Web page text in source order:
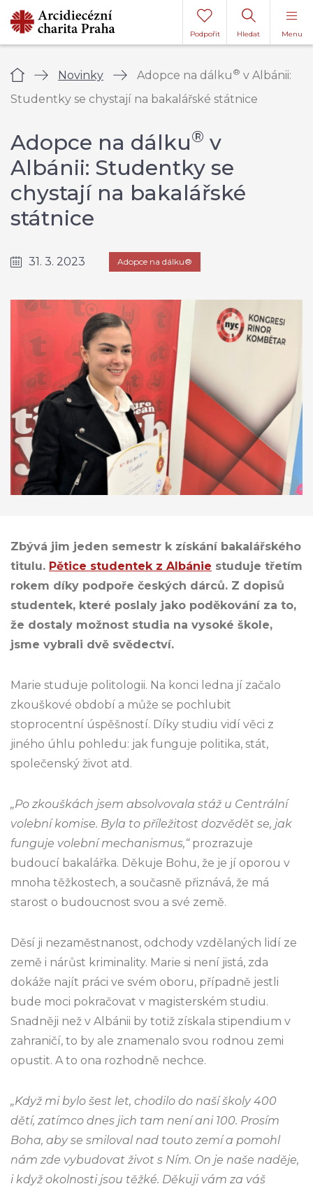
Menu
Hledat
Podpořit
Úvod Novinky Adopce na dálku ® v Albánii:
Studentky se chystají na bakalářské státnice
Adopce na dálku® v
Albánii: Studentky se
chystají na bakalářské
státnice
31. 3. 2023 Adopce na dálku®
Zbývá jim jeden semestr k získání bakalářského
titulu. Pětice studentek z Albánie studuje třetím
rokem díky podpoře českých dárců. Z dopisů
studentek, které poslaly jako poděkování za to,
že dostaly možnost studia na vysoké škole,
jsme vybrali dvě svědectví.
Marie studuje politologii. Na konci ledna jí začalo
zkouškové období a může se pochlubit
stoprocentní úspěšností. Díky studiu vidí věci z
jiného úhlu pohledu: jak funguje politika, stát,
společenský život atd.
„Po zkouškách jsem absolvovala stáž u Centrální
volební komise. Byla to příležitost dozvědět se, jak
funguje volební mechanismus,“prozrazuje
budoucí bakalářka. Děkuje Bohu, že je jí oporou v
mnoha těžkostech, a současně přiznává, že má
starost o budoucnost svou a své země.
Děsí ji nezaměstnanost, odchody vzdělaných lidí ze
země i nárůst kriminality. Marie si není jistá, zda
dokáže najít práci ve svém oboru, případně jestli
bude moci pokračovat v magisterském studiu.
Snadněji než v Albánii by totiž získala stipendium v
zahraničí, to by ale znamenalo svou rodnou zemi
opustit. A to ona rozhodně nechce.
„Když mi bylo šest let, chodilo do naší školy 400
dětí, zatímco dnes jich tam není ani 100. Prosím
Boha, aby se smiloval nad touto zemí a pomohl
nám zde vybudovat život s Ním. On je naše naděje,
i když okolnosti jsou těžké. Děkuji vám za váš